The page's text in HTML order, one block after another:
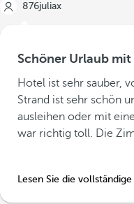
876juliax
Schöner Urlaub mit
Hotel ist sehr sauber,
Strand ist sehr schön
ausleihen oder mit
war richtig toll. Die
Lesen Sie die